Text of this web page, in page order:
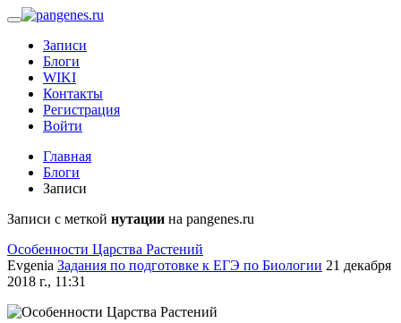
Записи
Блоги
WIKI
Контакты
Регистрация
Войти
Главная
Блоги
Записи
Записи с меткой нутации на pangenes.ru
Особенности Царства Растений
Evgenia Задания по подготовке к ЕГЭ по Биологии 21 декабря
2018 г., 11:31